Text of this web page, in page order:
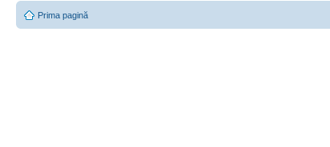
Prima pagină